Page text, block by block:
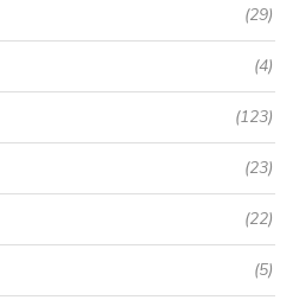
(29)
(4)
(123)
(23)
(22)
(5)